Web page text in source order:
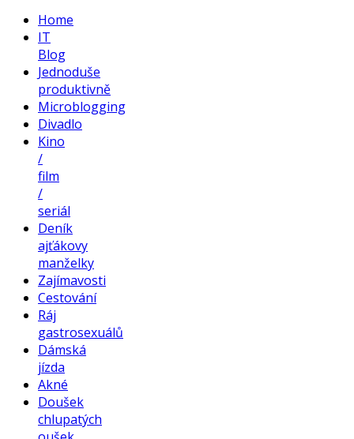
Home
IT
Blog
Jednoduše
produktivně
Microblogging
Divadlo
Kino
/
film
/
seriál
Deník
ajťákovy
manželky
Zajímavosti
Cestování
Ráj
gastrosexuálů
Dámská
jízda
Akné
Doušek
chlupatých